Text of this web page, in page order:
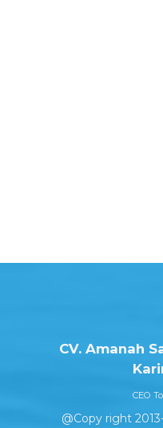
CV. Amanah
CEO
@Copy right